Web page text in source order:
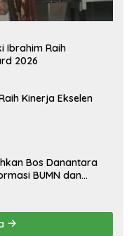
Ibrahim Raih
2026
Kinerja Ekselen
Bos Danantara
BUMN dan